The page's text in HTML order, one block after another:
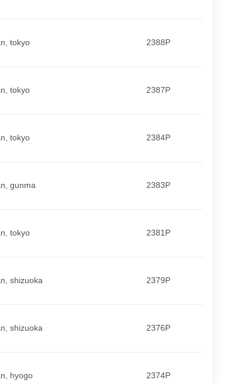
tokyo 2388P
tokyo 2387P
tokyo 2384P
gunma 2383P
tokyo 2381P
shizuoka 2379P
shizuoka 2376P
hyogo 2374P